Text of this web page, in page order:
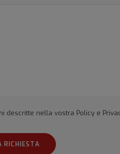
descritte nella vostra Policy e